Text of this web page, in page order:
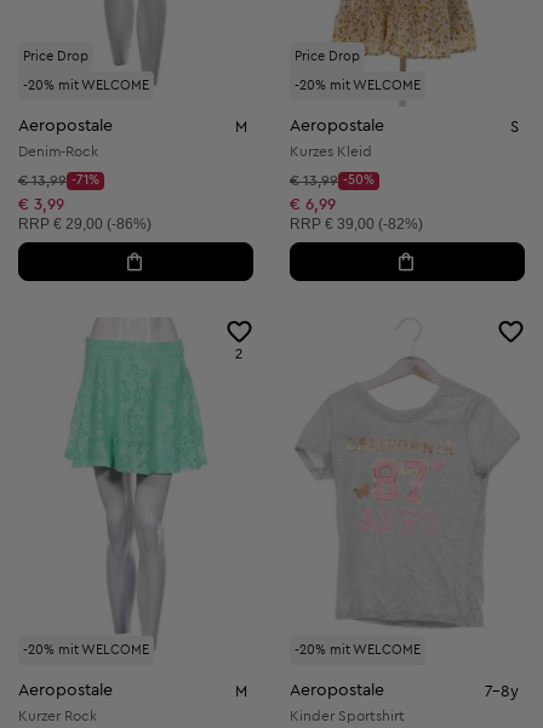
Price Drop
-20% mit WELCOME
Aeropostale M
Denim-Rock
Startpreis:
€ 13,99
Discount Price:
-71%
Reduzierter Preis:
€ 3,99
Unverbindliche Preisempfehlung:
RRP € 29,00 (-86%)
Price Drop
-20% mit WELCOME
Aeropostale S
Kurzes Kleid
Startpreis:
€ 13,99
Discount Price:
-50%
Reduzierter Preis:
€ 6,99
Unverbindliche Preisempfehlung:
RRP € 39,00 (-82%)
-20% mit WELCOME
2
Aeropostale M
Kurzer Rock
-20% mit WELCOME
Aeropostale 7-8y
Kinder Sportshirt